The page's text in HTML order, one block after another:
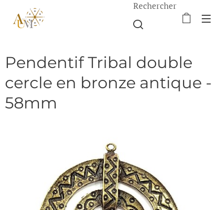
Rechercher
Pendentif Tribal double
cercle en bronze antique -
58mm